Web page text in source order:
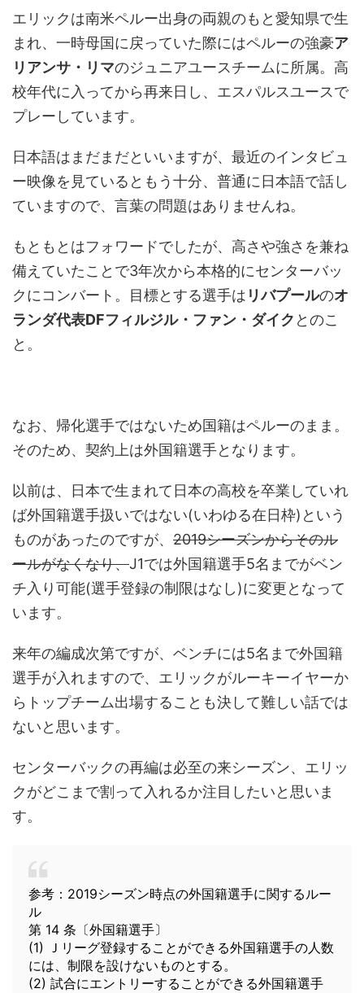
エリックは南米ペルー出身の両親のもと愛知県で生
まれ、一時母国に戻っていた際にはペルーの強豪ア
リアンサ・リマのジュニアユースチームに所属。高
校年代に入ってから再来日し、エスパルスユースで
プレーしています。
日本語はまだまだといいますが、最近のインタビュ
ー映像を見ているともう十分、普通に日本語で話し
ていますので、言葉の問題はありませんね。
もともとはフォワードでしたが、高さや強さを兼ね
備えていたことで3年次から本格的にセンターバッ
クにコンバート。目標とする選手は リバプールのオ
ランダ代表DFフィルジル・ファン・ダイク とのこ
と。
なお、帰化選手ではないため国籍はペルーのまま。
そのため、契約上は外国籍選手となります。
以前は、日本で生まれて日本の高校を卒業していれ
ば外国籍選手扱いではない(いわゆる在日枠)という
ものがあったのですが、 2019シーズンからそのル
ールがなくなり、J1では外国籍選手5名までがベン
チ入り可能(選手登録の制限はなし)に変更となって
います。
来年の編成次第ですが、ベンチには5名まで外国籍
選手が入れますので、エリックがルーキーイヤーか
らトップチーム出場することも決して難しい話では
ないと思います。
センターバックの再編は必至の来シーズン、エリッ
クがどこまで割って入れるか注目したいと思いま
す。
参考：2019シーズン時点の外国籍選手に関するルー
ル
第 14 条〔外国籍選手〕
(1) Ｊリーグ登録することができる外国籍選手の人数
には、制限を設けないものとする。
(2) 試合にエントリーすることができる外国籍選手